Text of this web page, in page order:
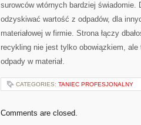
surowców wtórnych bardziej świadomie.
odzyskiwać wartość z odpadów, dla
materiałowej w firmie. Strona łączy
recykling nie jest tylko obowiązkiem,
odpady w materiał.
CATEGORIES: TANIEC PROFESJONALNY
Comments are closed.